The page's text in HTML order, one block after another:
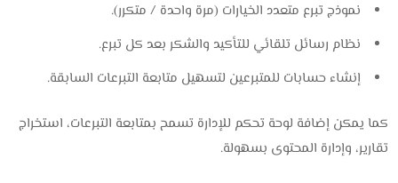
نموذج تبرع متعدد الخيارات (مرة واحدة / متكرر).
نظام رسائل تلقائي للتأكيد والشكر بعد كل تبرع.
إنشاء حسابات للمتبرعين لتسهيل متابعة التبرعات السابقة.
كما يمكن إضافة لوحة تحكم للإدارة تسمح بمتابعة التبرعات، استخراج
تقارير، وإدارة المحتوى بسهولة.